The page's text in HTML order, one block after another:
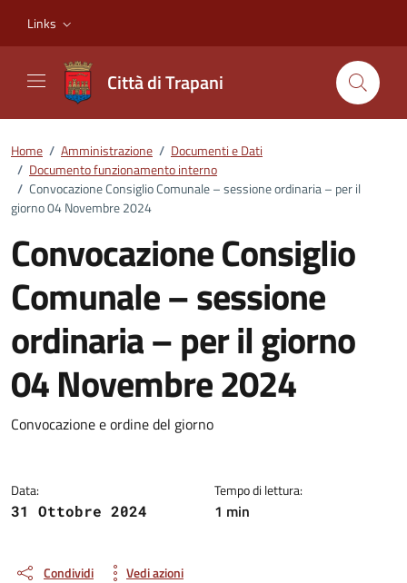
Links
Città di Trapani
Home / Amministrazione / Documenti e Dati
/ Documento funzionamento interno
/ Convocazione Consiglio Comunale – sessione ordinaria – per il
giorno 04 Novembre 2024
Convocazione Consiglio
Comunale – sessione
ordinaria – per il giorno
04 Novembre 2024
Dettagli del documento
Convocazione e ordine del giorno
Data:
31 Ottobre 2024
Tempo di lettura:
1 min
Condividi Vedi azioni